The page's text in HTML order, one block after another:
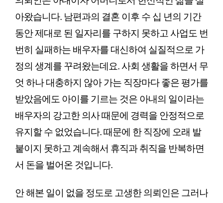
아왔습니다. 남편과의 결혼 이후 수 십 년의 기간
동안 제대로 된 일자리를 구하지 못하고 사업도 번
번히 실패하는 배우자를 대신하여 실질적으로 가
정의 생계를 꾸려왔는데요. 사회 생활을 하면서 무
엇 하나 대충하지 않아 가는 직장마다 좋은 평가를
받았음에도 아이를 기르는 것은 아내의 일이라는
배우자의 강고한 의사 때문에 경력을 안정적으로
유지할 수 없었습니다. 때문에 한 직장에 오래 발
붙이지 못하고 계속해서 휴직과 취직을 반복하면
서 돈을 벌어온 것입니다.
안 해본 일이 없을 정도로 고생한 의뢰인은 그러나